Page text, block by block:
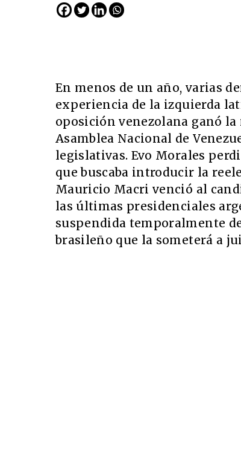
En menos de un año, varias
experiencia de la izquierda
oposición venezolana ganó
Asamblea Nacional de
legislativas. Evo Morales
que buscaba introducir la
Mauricio Macri venció al
las últimas presidenciales
suspendida temporalmente
brasileño que la someterá a